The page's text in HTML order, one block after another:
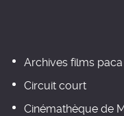
Archives films paca
Circuit court
Cinémathèque de